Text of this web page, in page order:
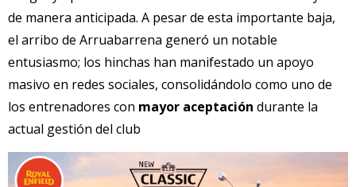
de manera anticipada. A pesar de esta importante baja,
el arribo de Arruabarrena generó un notable
entusiasmo; los hinchas han manifestado un apoyo
masivo en redes sociales, consolidándolo como uno de
los entrenadores con mayor aceptación durante la
actual gestión del club